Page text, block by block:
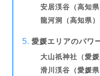
安居渓谷（高知県
龍河洞（高知県）
愛媛エリアのパワ
大山祇神社（愛媛
滑川渓谷（愛媛県